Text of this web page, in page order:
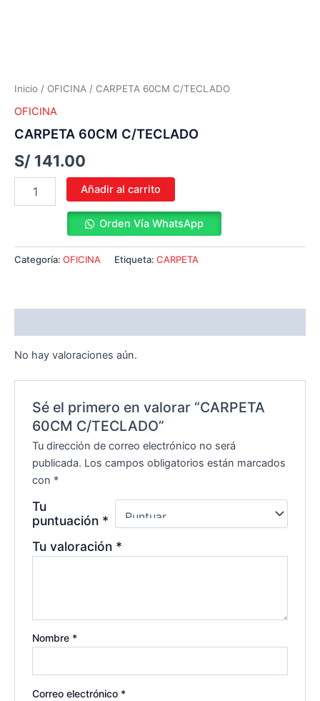
Inicio / OFICINA / CARPETA 60CM C/TECLADO
OFICINA
CARPETA 60CM C/TECLADO
S/ 141.00
Añadir al carrito
Orden Vía WhatsApp
Categoría: OFICINA Etiqueta: CARPETA
No hay valoraciones aún.
Sé el primero en valorar “CARPETA
60CM C/TECLADO”
Tu dirección de correo electrónico no será
publicada. Los campos obligatorios están marcados
con *
Tu
puntuación *
Tu valoración *
Nombre *
Correo electrónico *